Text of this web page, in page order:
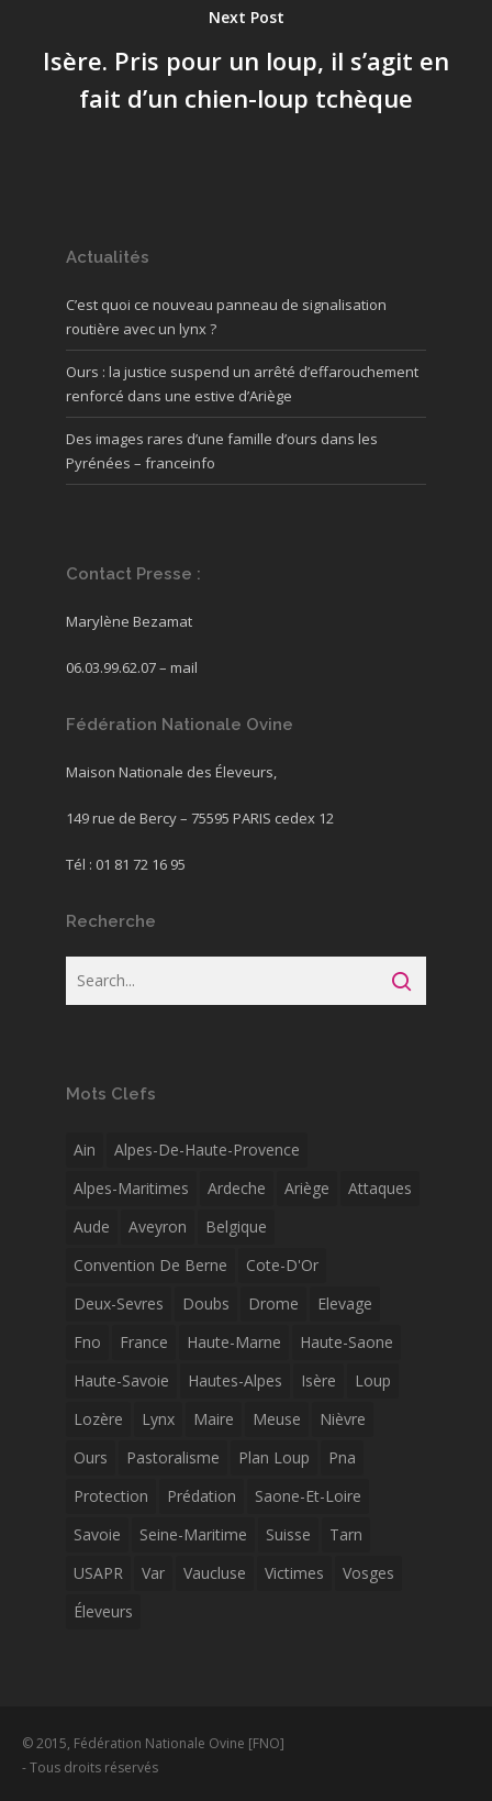
Next Post
Isère. Pris pour un loup, il s’agit en
fait d’un chien-loup tchèque
Actualités
C’est quoi ce nouveau panneau de signalisation
routière avec un lynx ?
Ours : la justice suspend un arrêté d’effarouchement
renforcé dans une estive d’Ariège
Des images rares d’une famille d’ours dans les
Pyrénées – franceinfo
Contact Presse :
Marylène Bezamat
06.03.99.62.07 – mail
Fédération Nationale Ovine
Maison Nationale des Éleveurs,
149 rue de Bercy – 75595 PARIS cedex 12
Tél : 01 81 72 16 95
Recherche
Mots Clefs
Ain
Alpes-De-Haute-Provence
Alpes-Maritimes
Ardeche Ariège
Attaques
Aude
Aveyron
Belgique
Convention De Berne
Cote-D'Or
Deux-Sevres
Doubs Drome
Elevage
Fno
France Haute-Marne
Haute-Saone
Haute-Savoie
Hautes-Alpes Isère
Loup
Lozère
Lynx Maire Meuse
Nièvre
Ours
Pastoralisme Plan Loup
Pna
Protection
Prédation
Saone-Et-Loire
Savoie
Seine-Maritime Suisse
Tarn
USAPR
Var Vaucluse Victimes
Vosges
Éleveurs
© 2015, Fédération Nationale Ovine [FNO]
- Tous droits réservés